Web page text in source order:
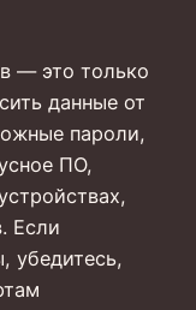
— это только
данные от
пароли,
ПО,
Если
убедитесь,